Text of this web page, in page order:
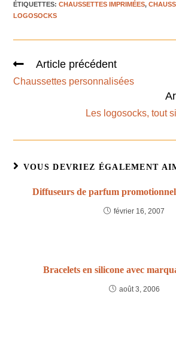
ÉTIQUETTES:CHAUSSETTES IMPRIMÉES,
LOGOSOCKS
Article précédent
Chaussettes personnalisées
Les logosocks, tout
VOUS DEVRIEZ ÉGALEMENT
Diffuseurs de parfum
février 16, 2007
Bracelets en silicone avec
août 3, 2006